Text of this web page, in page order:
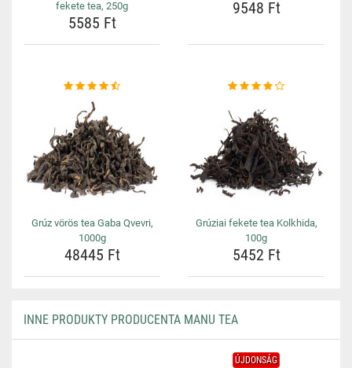
fekete tea, 250g
5585 Ft
9548 Ft
Grúz vörös tea Gaba Qvevri,
1000g
48445 Ft
Grúziai fekete tea Kolkhida,
100g
5452 Ft
INNE PRODUKTY PRODUCENTA MANU TEA
ÚJDONSÁG